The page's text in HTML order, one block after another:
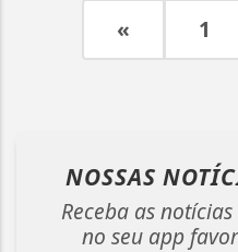
« 1
NOSSAS
Receba as
no seu app